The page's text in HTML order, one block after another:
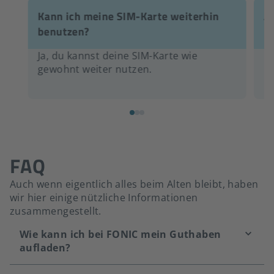
Kann ich meine SIM-Karte weiterhin
benutzen?
Ja, du kannst deine SIM-Karte wie
gewohnt weiter nutzen.
FAQ
Auch wenn eigentlich alles beim Alten bleibt, haben
wir hier einige nützliche Informationen
zusammengestellt.
Wie kann ich bei FONIC mein Guthaben
aufladen?